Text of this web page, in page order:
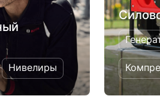
Нивелиры